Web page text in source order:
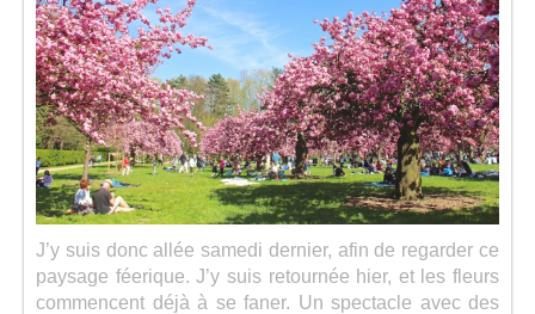
J’y suis donc allée samedi dernier, afin de regarder ce
paysage féerique. J’y suis retournée hier, et les fleurs
commencent déjà à se faner. Un spectacle avec des